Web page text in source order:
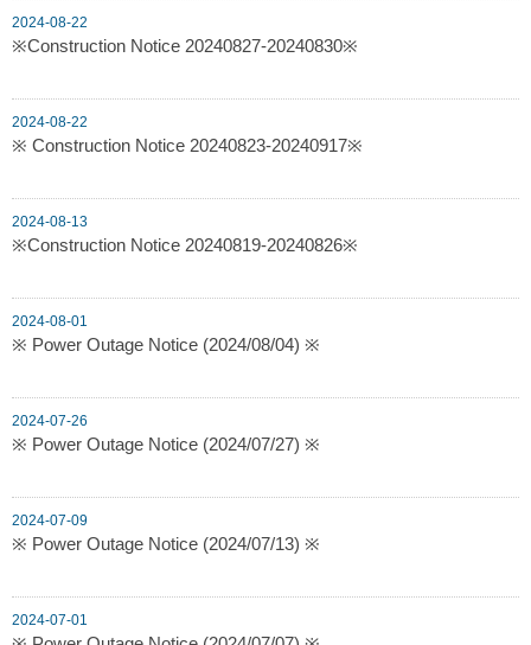
2024-08-22
※Construction Notice 20240827-20240830※
2024-08-22
※ Construction Notice 20240823-20240917※
2024-08-13
※Construction Notice 20240819-20240826※
2024-08-01
※ Power Outage Notice (2024/08/04) ※
2024-07-26
※ Power Outage Notice (2024/07/27) ※
2024-07-09
※ Power Outage Notice (2024/07/13) ※
2024-07-01